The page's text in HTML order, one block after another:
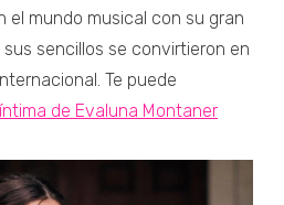
el mundo musical con su gran
sencillos se convirtieron en
Te puede
de Evaluna Montaner